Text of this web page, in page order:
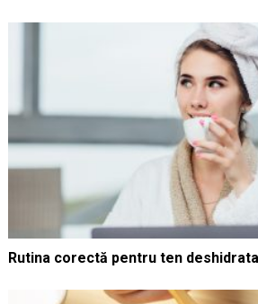
Rutina corectă pentru ten